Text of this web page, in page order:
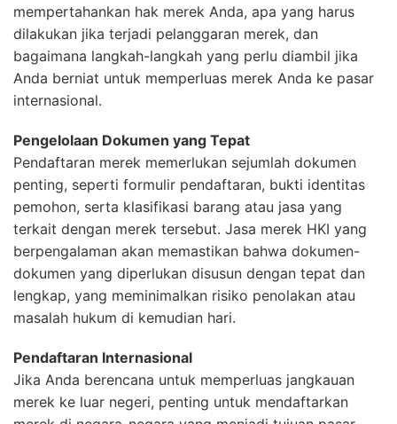
mempertahankan hak merek Anda, apa yang harus
dilakukan jika terjadi pelanggaran merek, dan
bagaimana langkah-langkah yang perlu diambil jika
Anda berniat untuk memperluas merek Anda ke pasar
internasional.
Pengelolaan Dokumen yang Tepat
Pendaftaran merek memerlukan sejumlah dokumen
penting, seperti formulir pendaftaran, bukti identitas
pemohon, serta klasifikasi barang atau jasa yang
terkait dengan merek tersebut. Jasa merek HKI yang
berpengalaman akan memastikan bahwa dokumen-
dokumen yang diperlukan disusun dengan tepat dan
lengkap, yang meminimalkan risiko penolakan atau
masalah hukum di kemudian hari.
Pendaftaran Internasional
Jika Anda berencana untuk memperluas jangkauan
merek ke luar negeri, penting untuk mendaftarkan